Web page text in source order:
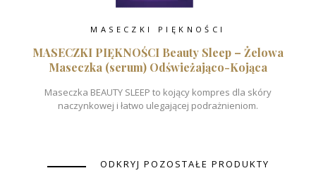
MASECZKI PIĘKNOŚCI
MASECZKI PIĘKNOŚCI Beauty Sleep – Żelowa
Maseczka (serum) Odświeżająco-Kojąca
Maseczka BEAUTY SLEEP to kojący kompres dla skóry
naczynkowej i łatwo ulegającej podrażnieniom.
ODKRYJ POZOSTAŁE PRODUKTY